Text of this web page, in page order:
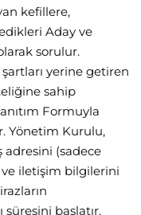
kefillere,
Aday ve
sorulur.
yerine getiren
sahip
Formuyla
Yönetim Kurulu,
adresini (sadece
ve iletişim bilgilerini
süresini başlatır.